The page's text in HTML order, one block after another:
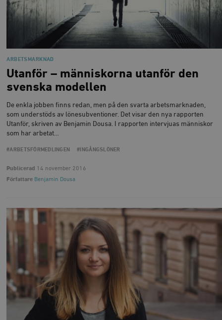
ARBETSMARKNAD
Utanför – människorna utanför den
svenska modellen
De enkla jobben finns redan, men på den svarta arbetsmarknaden,
som understöds av lönesubventioner. Det visar den nya rapporten
Utanför, skriven av Benjamin Dousa. I rapporten intervjuas människor
som har arbetat…
#ARBETSFÖRMEDLINGEN #INGÅNGSLÖNER
Publicerad 14 november 2016
Författare Benjamin Dousa